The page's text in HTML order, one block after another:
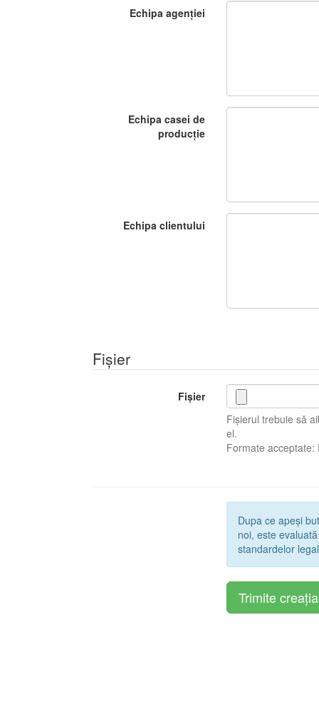
Echipa agenției
Echipa casei de
producție
Echipa clientului
Fișier
Fișier
Fișierul trebuie să
el.
Formate acceptate:
Dupa ce apeși
noi, este
standardelor